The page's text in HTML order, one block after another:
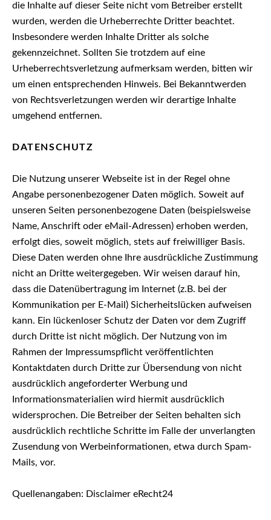
die Inhalte auf dieser Seite nicht vom Betreiber erstellt
wurden, werden die Urheberrechte Dritter beachtet.
Insbesondere werden Inhalte Dritter als solche
gekennzeichnet. Sollten Sie trotzdem auf eine
Urheberrechtsverletzung aufmerksam werden, bitten wir
um einen entsprechenden Hinweis. Bei Bekanntwerden
von Rechtsverletzungen werden wir derartige Inhalte
umgehend entfernen.
DATENSCHUTZ
Die Nutzung unserer Webseite ist in der Regel ohne
Angabe personenbezogener Daten möglich. Soweit auf
unseren Seiten personenbezogene Daten (beispielsweise
Name, Anschrift oder eMail-Adressen) erhoben werden,
erfolgt dies, soweit möglich, stets auf freiwilliger Basis.
Diese Daten werden ohne Ihre ausdrückliche Zustimmung
nicht an Dritte weitergegeben. Wir weisen darauf hin,
dass die Datenübertragung im Internet (z.B. bei der
Kommunikation per E-Mail) Sicherheitslücken aufweisen
kann. Ein lückenloser Schutz der Daten vor dem Zugriff
durch Dritte ist nicht möglich. Der Nutzung von im
Rahmen der Impressumspflicht veröffentlichten
Kontaktdaten durch Dritte zur Übersendung von nicht
ausdrücklich angeforderter Werbung und
Informationsmaterialien wird hiermit ausdrücklich
widersprochen. Die Betreiber der Seiten behalten sich
ausdrücklich rechtliche Schritte im Falle der unverlangten
Zusendung von Werbeinformationen, etwa durch Spam-
Mails, vor.
Quellenangaben: Disclaimer eRecht24